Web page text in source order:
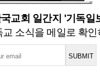
교회 일간지 '기독일
소식을 메일로 확
육을 키우는
(새생명비전교회)